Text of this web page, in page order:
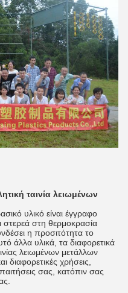
ταινία λειωμένων
υλικό είναι έγγραφο
στερεά στη θερμοκρασία
η προσιτότητα το
άλλα υλικά, τα διαφορετικά
λειωμένων μετάλλων
διαφορετικές χρήσεις,
σας, κατόπιν σας